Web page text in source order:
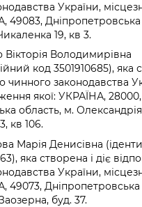
України,
49083,
19, кв 3.
Володимирівна
код 3501910685), яка
чинного законодавства
якої: УКРАЇНА, 28000,
область, м.
кв 106.
Марія Денисівна
яка створена і діє
України,
49073,
буд. 37.